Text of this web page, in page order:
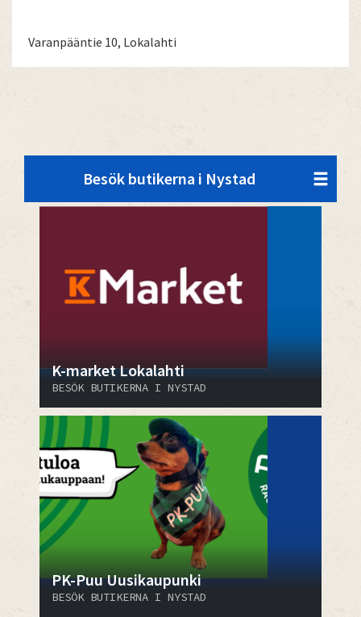
Varanpääntie 10, Lokalahti
Besök butikerna i Nystad
K-market Lokalahti
BESÖK BUTIKERNA I NYSTAD
PK-Puu Uusikaupunki
BESÖK BUTIKERNA I NYSTAD